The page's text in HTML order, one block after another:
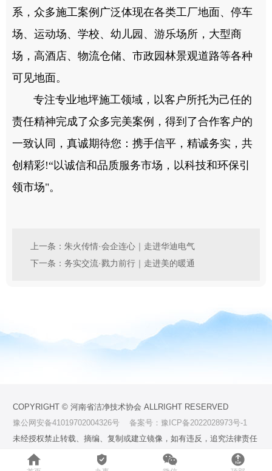
系，众多施工案例广泛体现在各类工厂地面、停车
场、运动场、学校、幼儿园、游乐场所，大型商
场，高酒店、物流仓储、市政园林景观道路等各种
可见地面。
专注专业地坪施工领域，以客户所托为己任的
责任精神完成了众多完美案例，得到了合作客户的
一致认同，真诚期待您：携手信平，精诚务实，共
创精彩!“以诚信和品质服务市场，以科技和环保引
领市场"。
上一条：朱火传情·会企连心｜走进华迪电气
下一条：务实交流·戮力前行｜走进美的暖通
COPYRIGHT © 河南省洁净技术协会 ALLRIGHT RESERVED
豫公网安备41019702004326号
备案号：豫ICP备2022028973号-1
未经授权禁止转载、摘编、复制或建立镜像，如有违反，追究法律责任
   